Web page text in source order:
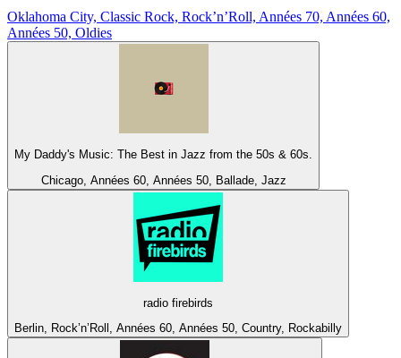
Oklahoma City, Classic Rock, Rock’n’Roll, Années 70, Années 60,
Années 50, Oldies
My Daddy's Music: The Best in Jazz from the 50s & 60s.
Chicago, Années 60, Années 50, Ballade, Jazz
radio firebirds
Berlin, Rock’n’Roll, Années 60, Années 50, Country, Rockabilly